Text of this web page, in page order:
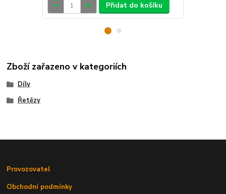
Přidat do košíku
Zboží zařazeno v kategoriích
Díly
Řetězy
Provozovatel
Obchodní podmínky